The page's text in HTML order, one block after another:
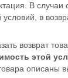
В
в
возврат
этой
описаны